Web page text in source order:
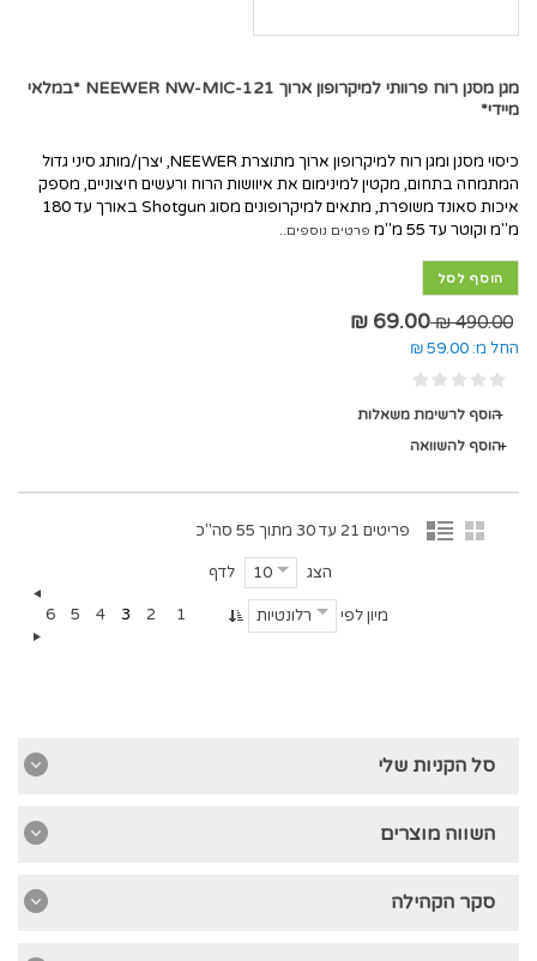
מגן מסנן רוח פרוותי למיקרופון ארוך NEEWER NW-MIC-121 *במלאי
מיידי*
כיסוי מסנן ומגן רוח למיקרופון ארוך מתוצרת NEEWER, יצרן/מותג סיני גדול
המתמחה בתחום, מקטין למינימום את איוושות הרוח ורעשים חיצוניים, מספק
איכות סאונד משופרת, מתאים למיקרופונים מסוג Shotgun באורך עד 180
מ"מ וקוטר עד 55 מ"מ
פרטים נוספים..
הוסף לסל
490.00 ₪
69.00 ₪
החל מ: 59.00 ₪
הוסף לרשימת משאלות
הוסף להשוואה
פריטים 21 עד 30 מתוך 55 סה"כ
1
2
3
4
5
6
הצג 10 לדף
מיון לפי רלונטיות
סל הקניות שלי
השווה מוצרים
סקר הקהילה